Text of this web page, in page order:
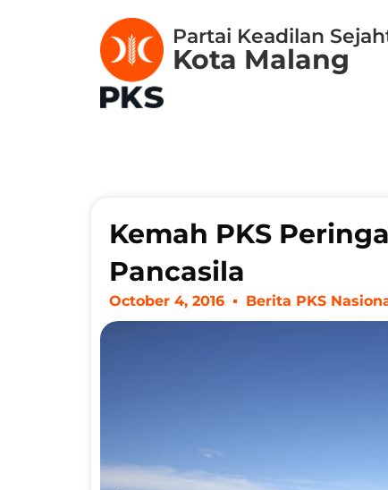
Partai Keadilan
Kota Malang
Kemah PKS
Pancasila
October 4, 2016 Berita PKS